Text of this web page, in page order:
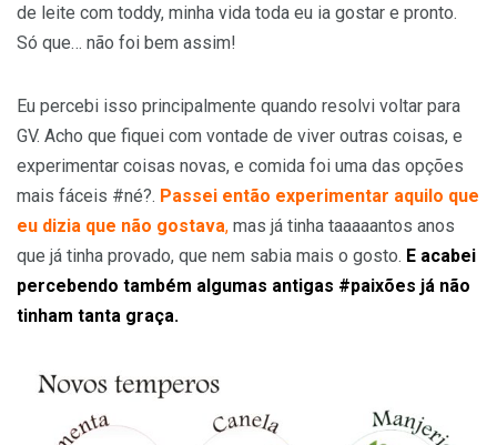
de leite com toddy, minha vida toda eu ia gostar e pronto.
Só que… não foi bem assim!
Eu percebi isso principalmente quando resolvi voltar para
GV. Acho que fiquei com vontade de viver outras coisas, e
experimentar coisas novas, e comida foi uma das opções
mais fáceis #né?. Passei então experimentar aquilo que
eu dizia que não gostava, mas já tinha taaaaantos anos
que já tinha provado, que nem sabia mais o gosto. E acabei
percebendo também algumas antigas #paixões já não
tinham tanta graça.